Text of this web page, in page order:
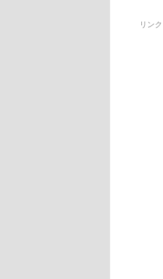
リンク